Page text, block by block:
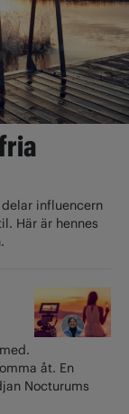
influencern
Här är hennes
åt. En
Nocturums